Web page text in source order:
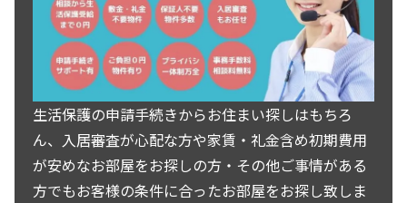
生活保護の申請手続きからお住まい探しはもちろ
ん、入居審査が心配な方や家賃・礼金含め初期費用
が安めなお部屋をお探しの方・その他ご事情がある
方でもお客様の条件に合ったお部屋をお探し致しま